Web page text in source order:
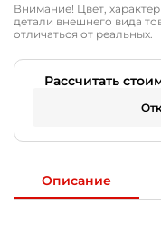
Внимание! Цвет,
детали внешнего вида
отличаться от реальных.
Рассчитать
Описание